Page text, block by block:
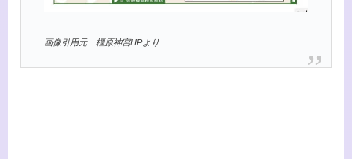
画像引用元 橿原神宮HPより